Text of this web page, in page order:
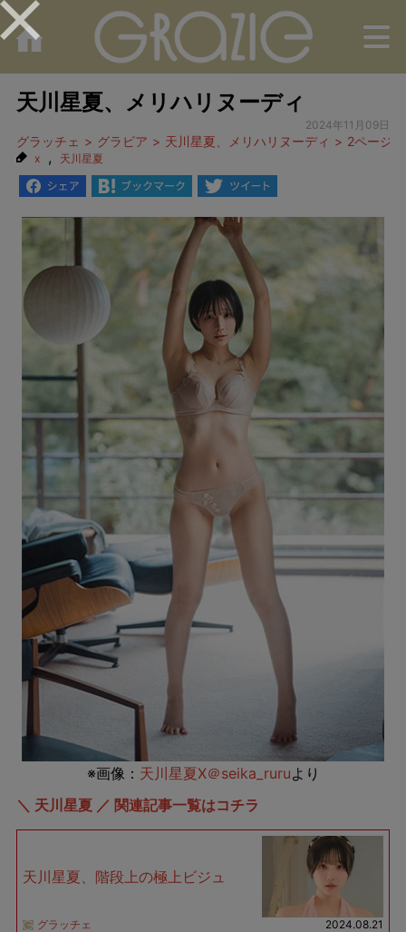
天川星夏、メリハリヌーディ
2024年11月09日
グラッチェ グラビア 天川星夏、メリハリヌーディ 2ページ目
x , 天川星夏
※画像： 天川星夏X＠seika_ruruより
＼ 天川星夏 ／ 関連記事一覧はコチラ
天川星夏、階段上の極上ビジュ
グラッチェ 2024.08.21